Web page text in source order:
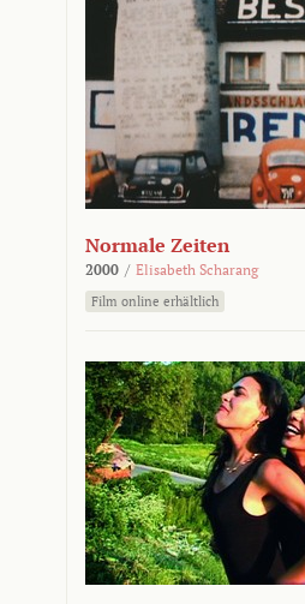
Normale Zeiten
2000 / Elisabeth Scharang
Film online erhältlich